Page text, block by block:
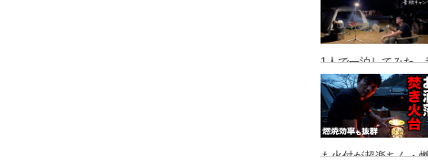
1人で一泊してみた
も火付が超楽ちん・